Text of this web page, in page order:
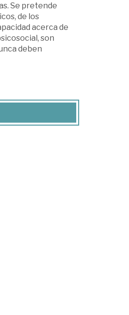
Se pretende
de los
acerca de
son
deben